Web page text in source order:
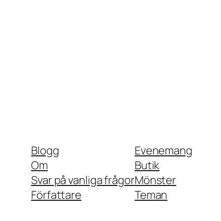
Blogg
Om
Svar på vanliga frågor
Författare
Evenemang
Butik
Mönster
Teman